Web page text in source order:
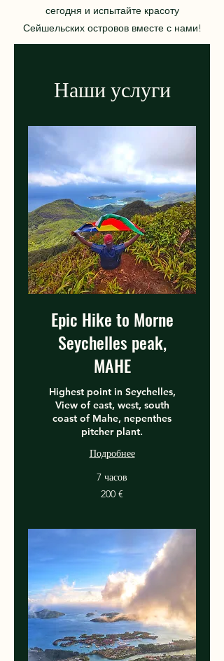
сегодня и испытайте красоту
Сейшельских островов вместе с нами!
Наши услуги
Epic Hike to Morne
Seychelles peak,
MAHE
Highest point in Seychelles,
View of east, west, south
coast of Mahe, nepenthes
pitcher plant.
Подробнее
7 часов
200 €